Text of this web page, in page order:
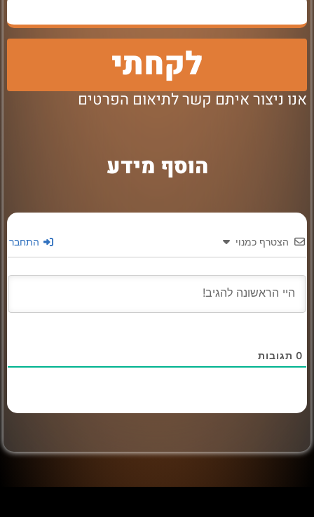
לקחתי
אנו ניצור איתם קשר לתיאום הפרטים
הוסף מידע
הצטרף כמנוי התחבר
0 תגובות